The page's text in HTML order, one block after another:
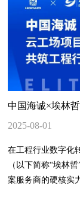
中国海诚×埃林
2025-08-01
在工程行业数字化
（以下简称“埃林
案服务商的硬核实